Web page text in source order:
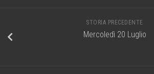
STORIA PRECEDENTE
Mercoledì 20 Luglio